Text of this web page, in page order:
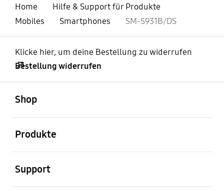
Home
Hilfe & Support für Produkte
Mobiles
Smartphones SM-S931B/DS
Klicke hier, um deine Bestellung zu widerrufen
Bestellung widerrufen
Shop
Produkte
Support